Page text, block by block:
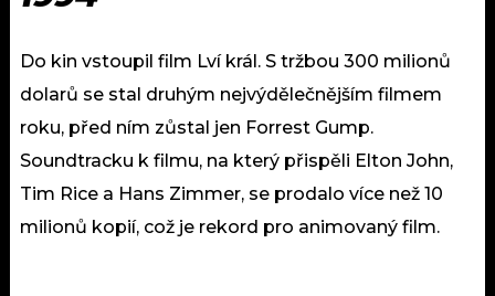
Do kin vstoupil film Lví král. S tržbou 300 milionů
dolarů se stal druhým nejvýdělečnějším filmem
roku, před ním zůstal jen Forrest Gump.
Soundtracku k filmu, na který přispěli Elton John,
Tim Rice a Hans Zimmer, se prodalo více než 10
milionů kopií, což je rekord pro animovaný film.